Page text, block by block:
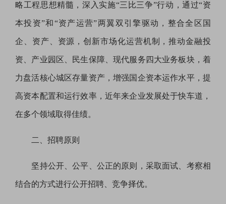
略工程思想精髓，深入实施“三比三争”行动，通过“资
本投资”和“资产运营”两翼双引擎驱动，整合全区国
企、资产、资源，创新市场化运营机制，推动金融投
资、产业园区、民生保障、现代服务四大业务板块，着
力盘活核心城区存量资产，增强国企资本运作水平，提
高资本配置和运行效率，近年来企业发展处于快车道，
在多个领域取得佳绩。
二、招聘原则
坚持公开、公平、公正的原则，采取面试、考察相
结合的方式进行公开招聘、竞争择优。